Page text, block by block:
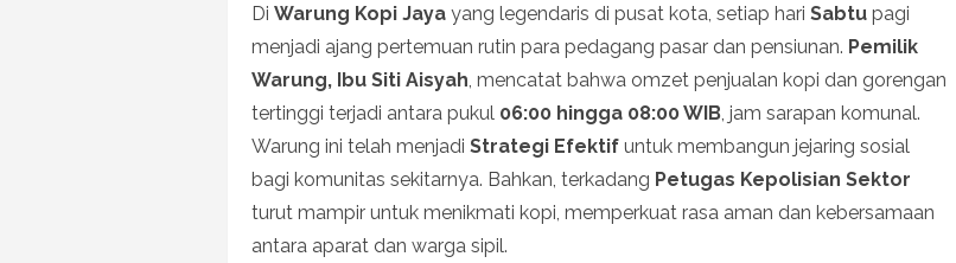
Di Warung Kopi Jaya yang legendaris di pusat kota, setiap hari Sabtu pagi
menjadi ajang pertemuan rutin para pedagang pasar dan pensiunan. Pemilik
Warung, Ibu Siti Aisyah , mencatat bahwa omzet penjualan kopi dan gorengan
tertinggi terjadi antara pukul 06:00 hingga 08:00 WIB , jam sarapan komunal.
Warung ini telah menjadi Strategi Efektif untuk membangun jejaring sosial
bagi komunitas sekitarnya. Bahkan, terkadang Petugas Kepolisian Sektor
turut mampir untuk menikmati kopi, memperkuat rasa aman dan kebersamaan
antara aparat dan warga sipil.